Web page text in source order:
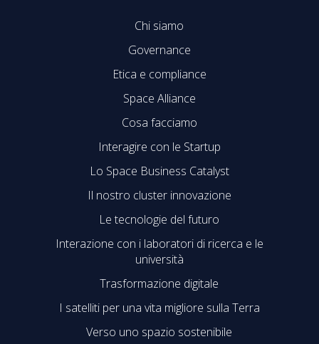
Chi siamo
Governance
Etica e compliance
Space Alliance
Cosa facciamo
Interagire con le Startup
Lo Space Business Catalyst
Il nostro cluster innovazione
Le tecnologie del futuro
Interazione con i laboratori di ricerca e le
università
Trasformazione digitale
I satelliti per una vita migliore sulla Terra
Verso uno spazio sostenibile